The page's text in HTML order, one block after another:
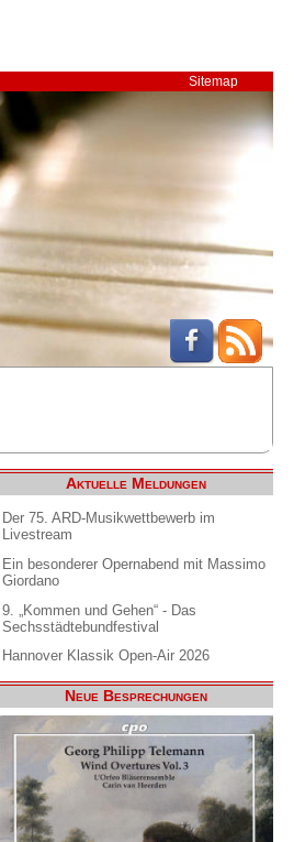
Sitemap
Aktuelle Meldungen
Der 75. ARD-Musikwettbewerb im
Livestream
Ein besonderer Opernabend mit Massimo
Giordano
9. „Kommen und Gehen“ - Das
Sechsstädtebundfestival
Hannover Klassik Open-Air 2026
Neue Besprechungen